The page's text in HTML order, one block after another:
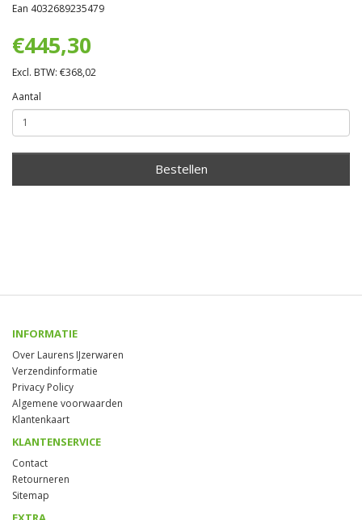
Ean 4032689235479
€445,30
Excl. BTW: €368,02
Aantal
Bestellen
INFORMATIE
Over Laurens IJzerwaren
Verzendinformatie
Privacy Policy
Algemene voorwaarden
Klantenkaart
KLANTENSERVICE
Contact
Retourneren
Sitemap